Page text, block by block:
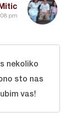
pm
nekoliko
sto nas
vas!